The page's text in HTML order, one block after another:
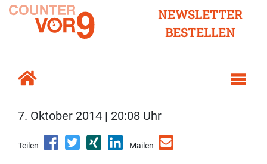
NEWSLETTER
BESTELLEN
7. Oktober 2014 | 20:08 Uhr
Teilen Mailen